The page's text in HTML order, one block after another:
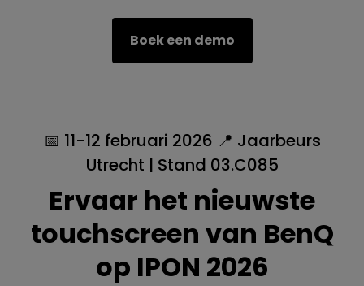
Boek een demo
📅 11-12 februari 2026 📍 Jaarbeurs
Utrecht | Stand 03.C085
Ervaar het nieuwste
touchscreen van BenQ
op IPON 2026